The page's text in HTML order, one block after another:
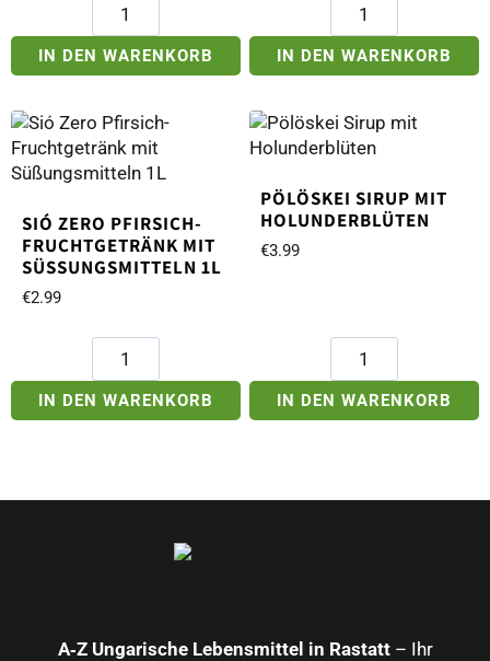
Traubensaft
1L
Menge
IN DEN WARENKORB
Apfelsaft
25%
200ml
IN DEN WARENKORB
SIÓ ZERO PFIRSICH-
FRUCHTGETRÄNK MIT
SÜSSUNGSMITTELN 1L
€2.99
Zero
Pfirsich-
Fruchtgetränk
1L
IN DEN WARENKORB
PÖLÖSKEI SIRUP MIT
HOLUNDERBLÜTEN
€3.99
Pölöskei
Sirup
mit
Holunderblüten
IN DEN WARENKORB
A‑Z Ungarische Lebensmittel in Rastatt– Ihr